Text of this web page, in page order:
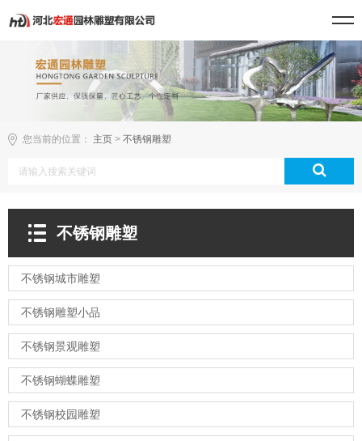
您当前的位置： 主页 > 不锈钢雕塑
不锈钢雕塑
不锈钢城市雕塑
不锈钢雕塑小品
不锈钢景观雕塑
不锈钢蝴蝶雕塑
不锈钢校园雕塑